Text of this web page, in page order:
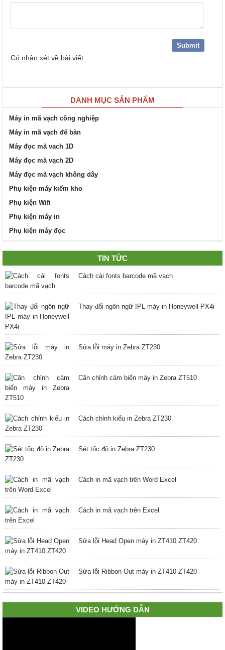
Có nhận xét về bài viết
DANH MỤC SẢN PHẨM
Máy in mã vạch công nghiệp
Máy in mã vạch để bàn
Máy đọc mã vach 1D
Máy đọc mã vạch 2D
Máy đọc mã vạch không dây
Phụ kiện máy kiểm kho
Phụ kiện Wifi
Phụ kiện máy in
Phụ kiện máy đọc
TIN TỨC
Cách cài fonts barcode mã vạch
Thay đổi ngôn ngữ IPL máy in Honeywell PX4i
Sửa lỗi máy in Zebra ZT230
Căn chỉnh cảm biến máy in Zebra ZT510
Cách chỉnh kiểu in Zebra ZT230
Sét tốc độ in Zebra ZT230
Cách in mã vạch trên Word Excel
Cách in mã vạch trên Excel
Sửa lỗi Head Open máy in ZT410 ZT420
Sửa lỗi Ribbon Out máy in ZT410 ZT420
VIDEO HƯỚNG DẪN